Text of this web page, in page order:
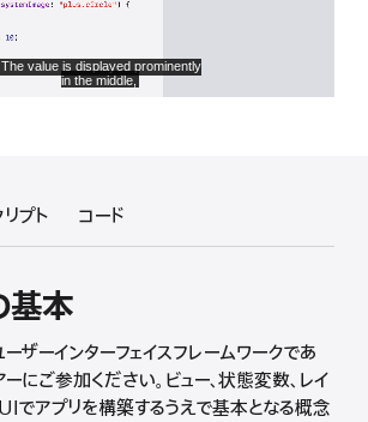
プト コード
本
ーインターフェイスフレームワークであ
にご参加ください。ビュー、状態変数、レイ
でアプリを構築するうえで基本となる概念